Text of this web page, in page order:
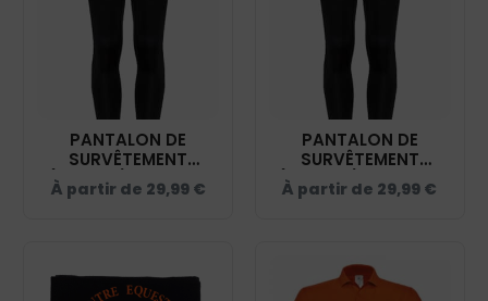
PANTALON DE
SURVÊTEMENT
(ENFANT) - CENTRE
ÉQUESTRE DE SISTELS
À partir de 29,99 €
PANTALON DE
SURVÊTEMENT
(UNISEXE) - CENTRE
ÉQUESTRE DE SISTELS
À partir de 29,99 €